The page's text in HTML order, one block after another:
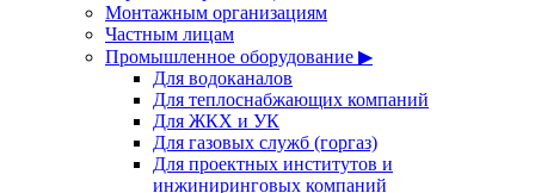
Монтажным организациям
Частным лицам
Промышленное оборудование ▶
Для водоканалов
Для теплоснабжающих компаний
Для ЖКХ и УК
Для газовых служб (горгаз)
Для проектных институтов и
инжиниринговых компаний